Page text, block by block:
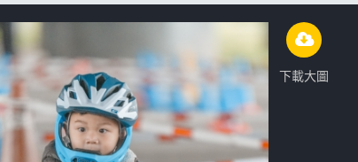
國外
兒童滑步車
跟著筆記騎車去
自行車好影片
知識
新聞
產品
下載大圖